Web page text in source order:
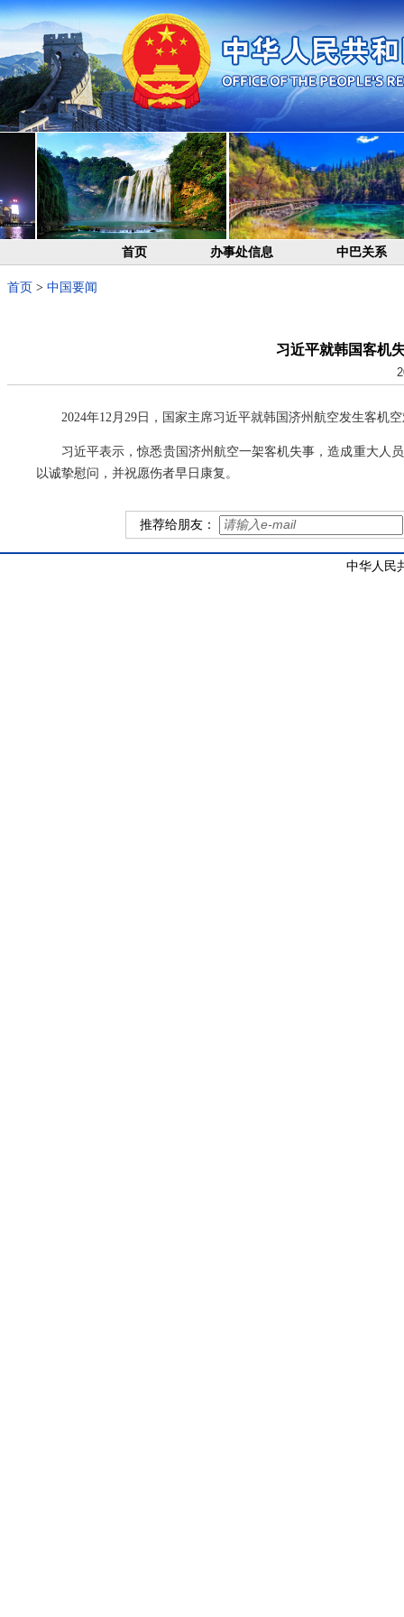
首页 办事处信息 中巴关系
首页 > 中国要闻
习近平就韩国客机
2024年12月29日，国家主席习近平就韩国济州航空发生客机
习近平表示，惊悉贵国济州航空一架客机失事，造成重大人
以诚挚慰问，并祝愿伤者早日康复。
推荐给朋友：
中华人民